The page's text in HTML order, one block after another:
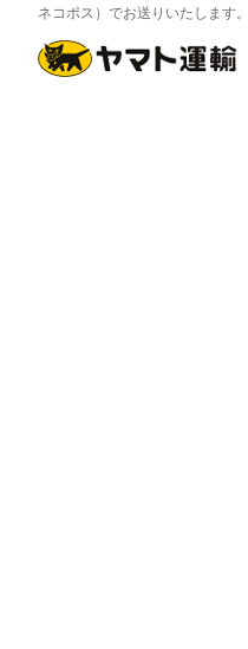
ネコポス）でお送りいたします